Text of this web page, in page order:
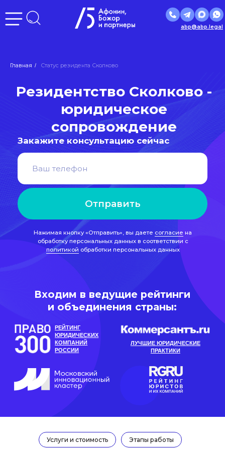
abp@abp.legal
Главная / Статус резидента Сколково
Резидентство Сколково -
сопровождение
Отправить
Нажимая кнопку «Отправить», вы даете
обработку персональных данных в соответствии с
Входим в ведущие рейтинги
и объединения страны:
РЕЙТИНГ
ЮРИДИЧЕСКИХ
КОМПАНИЙ
РОССИИ
ЛУЧШИЕ ЮРИДИЧЕСКИЕ
ПРАКТИКИ
Услуги и стоимость Этапы работы